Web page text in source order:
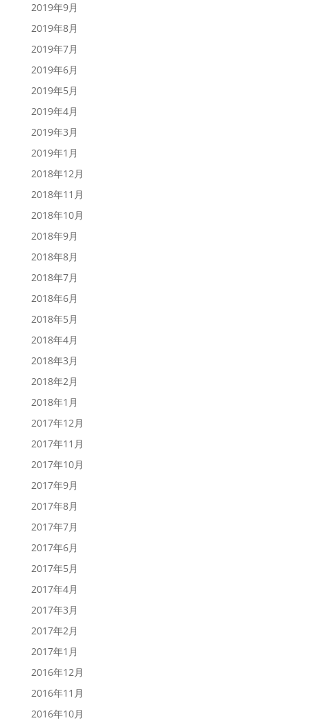
2019年9月
2019年8月
2019年7月
2019年6月
2019年5月
2019年4月
2019年3月
2019年1月
2018年12月
2018年11月
2018年10月
2018年9月
2018年8月
2018年7月
2018年6月
2018年5月
2018年4月
2018年3月
2018年2月
2018年1月
2017年12月
2017年11月
2017年10月
2017年9月
2017年8月
2017年7月
2017年6月
2017年5月
2017年4月
2017年3月
2017年2月
2017年1月
2016年12月
2016年11月
2016年10月